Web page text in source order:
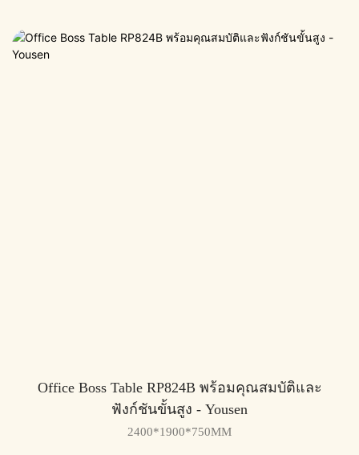
Office Boss Table RP824B พร้อมคุณสมบัติและ
ฟังก์ชันขั้นสูง - Yousen
2400*1900*750MM